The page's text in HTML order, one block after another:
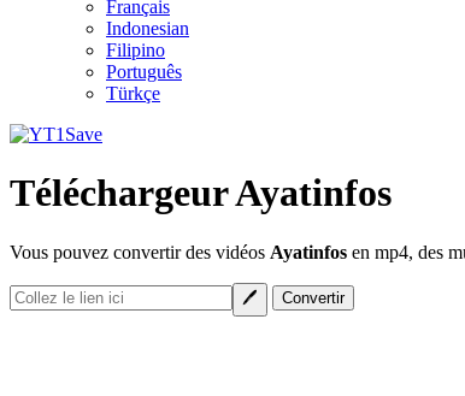
Français
Indonesian
Filipino
Português
Türkçe
Téléchargeur Ayatinfos
Vous pouvez convertir des vidéos Ayatinfos en mp4, des